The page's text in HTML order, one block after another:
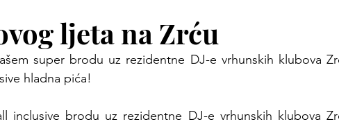
ljeta na Zrću
super brodu uz rezidentne DJ-e vrhunskih klubova
hladna pića!
inclusive brodu uz rezidentne DJ-e vrhunskih klubova